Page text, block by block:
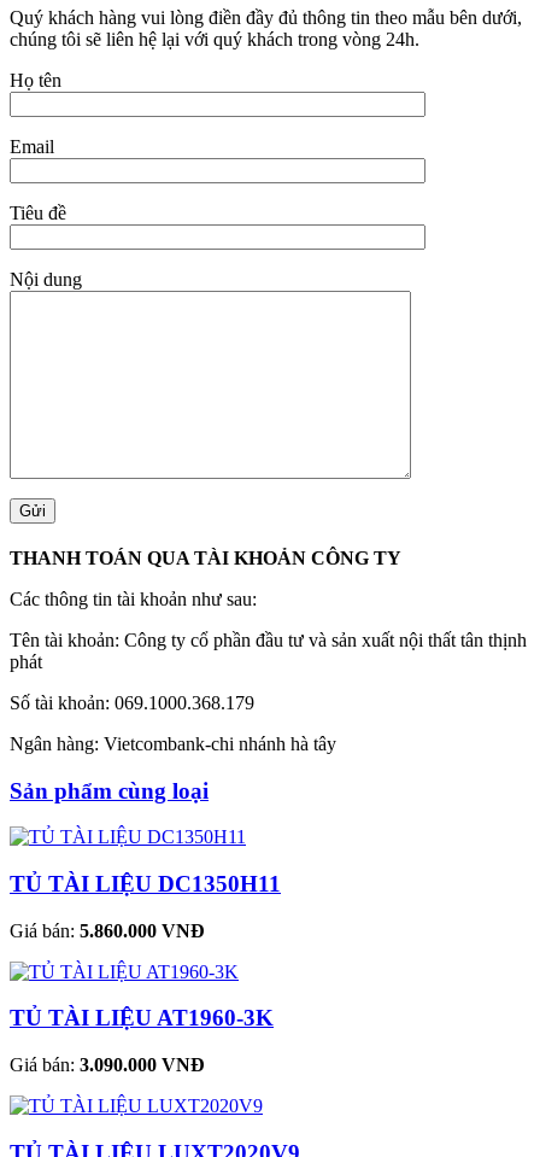
Quý khách hàng vui lòng điền đầy đủ thông tin theo mẫu bên dưới,
chúng tôi sẽ liên hệ lại với quý khách trong vòng 24h.
Họ tên
Email
Tiêu đề
Nội dung
THANH TOÁN QUA TÀI KHOẢN CÔNG TY
Các thông tin tài khoản như sau:
Tên tài khoản: Công ty cổ phần đầu tư và sản xuất nội thất tân thịnh
phát
Số tài khoản: 069.1000.368.179
Ngân hàng: Vietcombank-chi nhánh hà tây
Sản phẩm cùng loại
TỦ TÀI LIỆU DC1350H11
Giá bán: 5.860.000 VNĐ
TỦ TÀI LIỆU AT1960-3K
Giá bán: 3.090.000 VNĐ